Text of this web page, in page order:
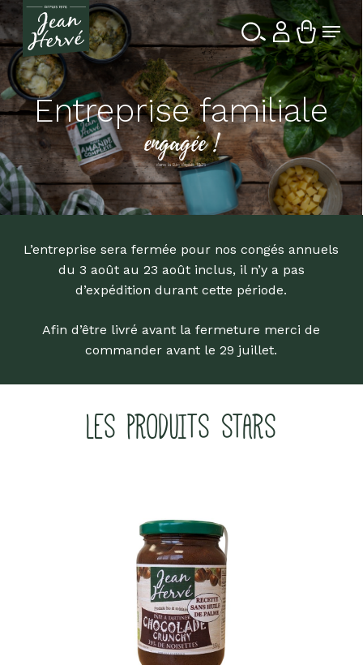
Passer
au
contenu
principalRecherche
de
produits
Menu
Entreprise familiale
engagée !
dans la Bio depuis 1976
L’entreprise sera fermée pour nos congés annuels
du 3 août au 23 août inclus, il n’y a pas
d’expédition durant cette période.
Afin d’être livré avant la fermeture merci de
commander avant le 29 juillet.
LES PRODUITS STARS
le
menu